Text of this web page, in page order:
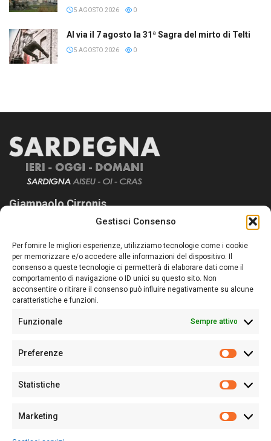
Gestisci Consenso
Per fornire le migliori esperienze, utilizziamo tecnologie come i cookie
per memorizzare e/o accedere alle informazioni del dispositivo. Il
consenso a queste tecnologie ci permetterà di elaborare dati come il
comportamento di navigazione o ID unici su questo sito. Non
acconsentire o ritirare il consenso può influire negativamente su alcune
caratteristiche e funzioni.
Funzionale Sempre attivo
Preferenze
Statistiche
Marketing
5 AGOSTO 2026 0
Al via il 7 agosto la 31ª Sagra del mirto di Telti
5 AGOSTO 2026 0
Giampaolo Cirronis
Sardegna Ieri-Oggi-Domani nasce per informare “liberamente” i
lettori su quanto accade in Sardegna, con un occhio rivolto al
nostro passato e, soprattutto, al nostro futuro
Follow Us
Sede:Via Cristoforo Colombo 09013 Carbonia
Partita IVA02270380922
128/2020 del 10/02/2020